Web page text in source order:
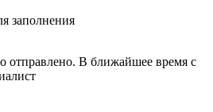
заполнения
отправлено. В ближайшее время с